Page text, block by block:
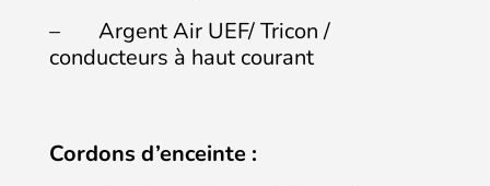
– Argent Air UEF/ Tricon /
conducteurs à haut courant
Cordons d’enceinte :